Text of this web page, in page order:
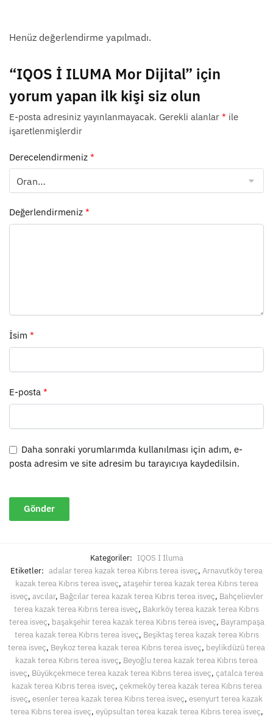
Henüz değerlendirme yapılmadı.
“IQOS İ ILUMA Mor Dijital” için
yorum yapan ilk kişi siz olun
E-posta adresiniz yayınlanmayacak. Gerekli alanlar * ile
işaretlenmişlerdir
Derecelendirmeniz *
Değerlendirmeniz *
İsim *
E-posta *
Daha sonraki yorumlarımda kullanılması için adım, e-
posta adresim ve site adresim bu tarayıcıya kaydedilsin.
Kategoriler: IQOS İ İluma
Etiketler: adalar terea kazak terea Kıbrıs terea isveç, Arnavutköy terea
kazak terea Kıbrıs terea isveç, ataşehir terea kazak terea Kıbrıs terea
isveç, avcılar, Bağcılar terea kazak terea Kıbrıs terea isveç, Bahçelievler
terea kazak terea Kıbrıs terea isveç, Bakırköy terea kazak terea Kıbrıs
terea isveç, başakşehir terea kazak terea Kıbrıs terea isveç, Bayrampaşa
terea kazak terea Kıbrıs terea isveç, Beşiktaş terea kazak terea Kıbrıs
terea isveç, Beykoz terea kazak terea Kıbrıs terea isveç, beylikdüzü terea
kazak terea Kıbrıs terea isveç, Beyoğlu terea kazak terea Kıbrıs terea
isveç, Büyükçekmece terea kazak terea Kıbrıs terea isveç, çatalca terea
kazak terea Kıbrıs terea isveç, çekmeköy terea kazak terea Kıbrıs terea
isveç, esenler terea kazak terea Kıbrıs terea isveç, esenyurt terea kazak
terea Kıbrıs terea isveç, eyüpsultan terea kazak terea Kıbrıs terea isveç,